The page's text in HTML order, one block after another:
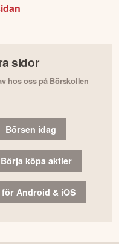
sidor
hos oss på Börskollen
Börsen idag
Börja köpa aktier
Android & iOS